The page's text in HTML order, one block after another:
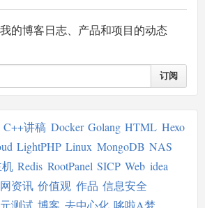
的博客日志、产品和项目的动态
订阅
C++讲稿 Docker Golang HTML Hexo
LightPHP Linux MongoDB NAS
机 Redis RootPanel SICP Web idea
资讯 价值观 作品 信息安全
测试 博客 去中心化 哆啦A梦